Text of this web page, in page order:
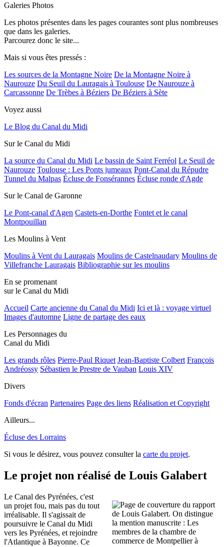
Galeries Photos
Les photos présentes dans les pages courantes sont plus nombreuses
que dans les galeries.
Parcourez donc le site...
Mais si vous êtes pressés :
Les sources de la Montagne Noire De la Montagne Noire à
Naurouze Du Seuil du Lauragais à Toulouse De Naurouze à
Carcassonne De Trèbes à Béziers De Béziers à Sète
Voyez aussi
Le Blog du Canal du Midi
Sur le Canal du Midi
La source du Canal du Midi Le bassin de Saint Ferréol Le Seuil de
Naurouze Toulouse : Les Ponts jumeaux Pont-Canal du Répudre
Tunnel du Malpas Écluse de Fonsérannes Écluse ronde d'Agde
Sur le Canal de Garonne
Le Pont-canal d'Agen Castets-en-Dorthe Fontet et le canal
Montpouillan
Les Moulins à Vent
Moulins à Vent du Lauragais Moulins de Castelnaudary Moulins de
Villefranche Lauragais Bibliographie sur les moulins
En se promenant
sur le Canal du Midi
Accueil Carte ancienne du Canal du Midi Ici et là : voyage virtuel
Images d'automne Ligne de partage des eaux
Les Personnages du
Canal du Midi
Les grands rôles Pierre-Paul Riquet Jean-Baptiste Colbert François
Andréossy Sébastien le Prestre de Vauban Louis XIV
Divers
Fonds d'écran Partenaires Page des liens Réalisation et Copyright
Ailleurs...
Écluse des Lorrains
Si vous le désirez, vous pouvez consulter la carte du projet.
Le projet non réalisé de Louis Galabert
Le Canal des Pyrénées, c'est
un projet fou, mais pas du tout
irréalisable. Il s'agissait de
poursuivre le Canal du Midi
vers les Pyrénées, et rejoindre
l'Atlantique à Bayonne. Ce